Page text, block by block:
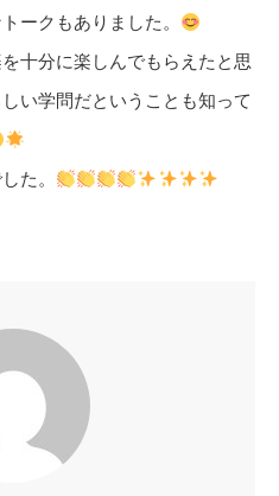
ークもありました。
十分に楽しんでもらえたと思
い学問だということも知って
た。